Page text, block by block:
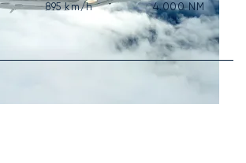
895km/h
4.000NM